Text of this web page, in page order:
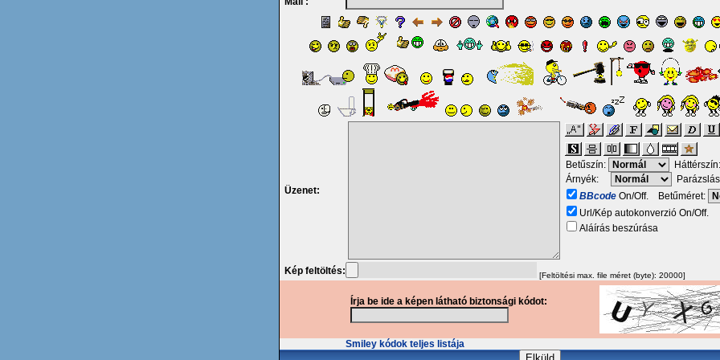
Üzenet:
Betűszín:
Árnyék:
BBcodeOn/Off. Betűméret:
Url/Kép autokonverzió On/Off.
Aláírás beszúrása
Kép feltöltés: [Feltöltési max. file méret (byte): 20000]
Írja be ide a képen látható biztonsági kódot:
Smiley kódok teljes listája